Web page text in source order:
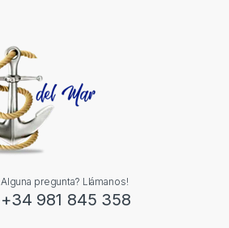
Alguna pregunta? Llámanos!
+34 981 845 358